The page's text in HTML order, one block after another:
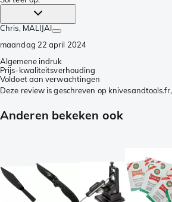
Chris, MALIJAI
maandag 22 april 2024
Algemene indruk
Prijs-kwaliteitsverhouding
Voldoet aan verwachtingen
Deze review is geschreven op knivesandtools.fr,
Anderen bekeken ook